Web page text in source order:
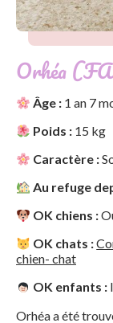
Orhéa
Âge : 1 an 7
Poids : 15 kg
Caractère :
Au refuge
OK chiens :
OK chats :
chien- chat
OK enfants :
Orhéa a été